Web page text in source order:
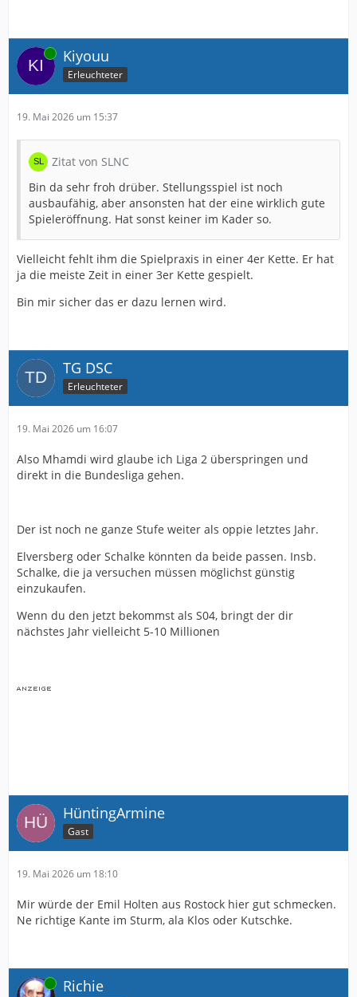
Online Kiyouu
Erleuchteter
19. Mai 2026 um 15:37
Zitat von SLNC
Bin da sehr froh drüber. Stellungsspiel ist noch
ausbaufähig, aber ansonsten hat der eine wirklich gute
Spieleröffnung. Hat sonst keiner im Kader so.
Vielleicht fehlt ihm die Spielpraxis in einer 4er Kette. Er hat
ja die meiste Zeit in einer 3er Kette gespielt.
Bin mir sicher das er dazu lernen wird.
TG DSC
Erleuchteter
19. Mai 2026 um 16:07
Also Mhamdi wird glaube ich Liga 2 überspringen und
direkt in die Bundesliga gehen.
Der ist noch ne ganze Stufe weiter als oppie letztes Jahr.
Elversberg oder Schalke könnten da beide passen. Insb.
Schalke, die ja versuchen müssen möglichst günstig
einzukaufen.
Wenn du den jetzt bekommst als S04, bringt der dir
nächstes Jahr vielleicht 5-10 Millionen
HüntingArmine
Gast
19. Mai 2026 um 18:10
Mir würde der Emil Holten aus Rostock hier gut schmecken.
Ne richtige Kante im Sturm, ala Klos oder Kutschke.
Online Richie